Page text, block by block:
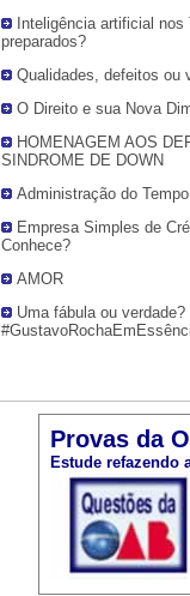
Inteligência artificial
preparados?
Qualidades, defeitos ou
O Direito e sua Nova
HOMENAGEM AOS
SINDROME DE DOWN
Administração do Tempo
Empresa Simples de
Conhece?
AMOR
Uma fábula ou verdade?
Provas da
Estude refazendo